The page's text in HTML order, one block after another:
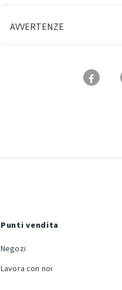
AVVERTENZE
Punti vendita
Negozi
Lavora con noi